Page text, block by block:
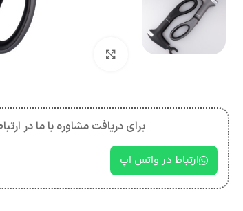
برای دریافت مشاوره با ما در
ارتباط در واتس اپ